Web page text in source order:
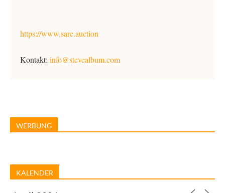
https://www.sarc.auction
Kontakt: info@stevealbum.com
WERBUNG
KALENDER